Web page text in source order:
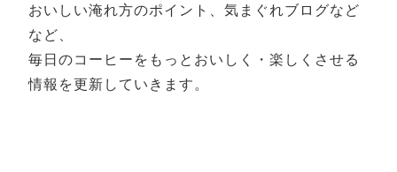
おいしい淹れ方のポイント、気まぐれブログなど
など、
毎日のコーヒーをもっとおいしく・楽しくさせる
情報を更新していきます。